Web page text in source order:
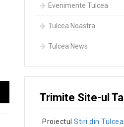
Evenimente Tulcea
Tulcea Noastra
Tulcea News
Trimite Site-ul
Proiectul Stiri din Tulcea